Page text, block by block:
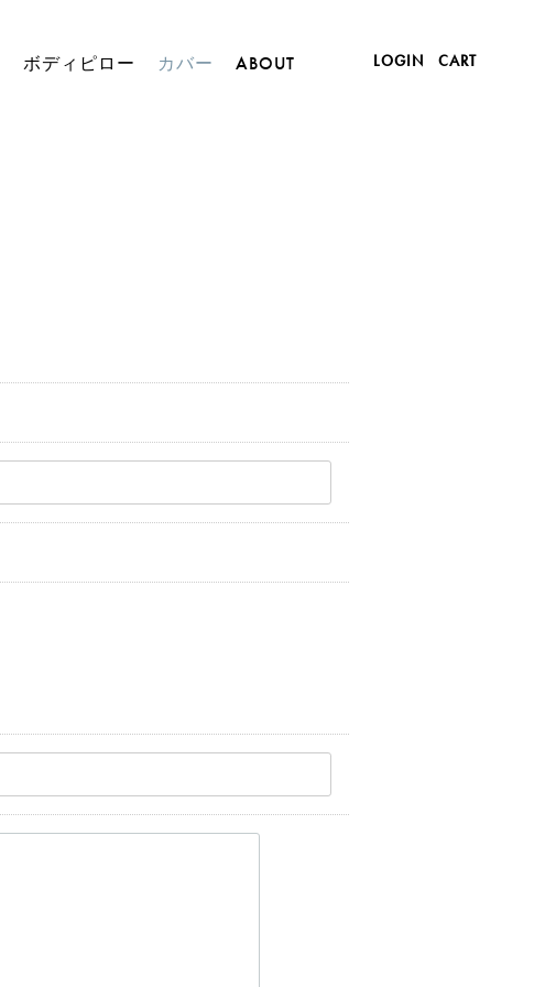
ボディピロー カバー ABOUT LOGIN CART